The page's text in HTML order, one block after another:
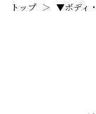
トップ ＞ ▼ボディ